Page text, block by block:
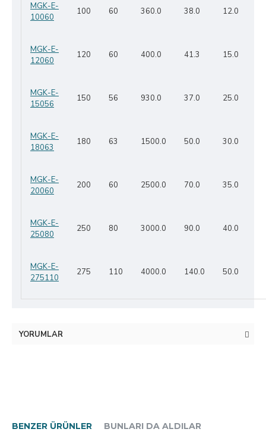
MGK-E-
10060
100 60 360.0 38.0 12.0
MGK-E-
12060
120 60 400.0 41.3 15.0
MGK-E-
15056
150 56 930.0 37.0 25.0
MGK-E-
18063
180 63 1500.0 50.0 30.0
MGK-E-
20060
200 60 2500.0 70.0 35.0
MGK-E-
25080
250 80 3000.0 90.0 40.0
MGK-E-
275110
275 110 4000.0 140.0 50.0
YORUMLAR
BENZER ÜRÜNLER BUNLARI DA ALDILAR